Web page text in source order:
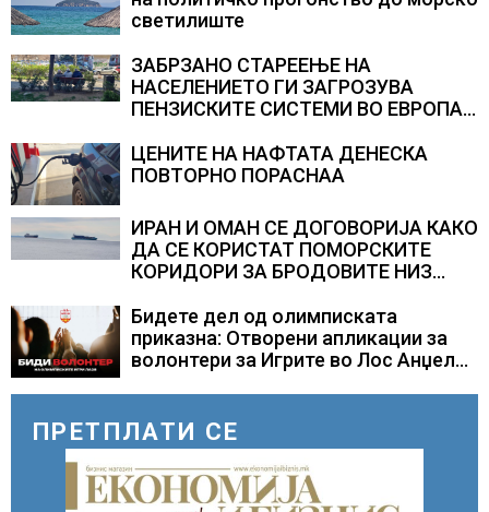
светилиште
ЗАБРЗАНО СТАРЕЕЊЕ НА
НАСЕЛЕНИЕТО ГИ ЗАГРОЗУВА
ПЕНЗИСКИТЕ СИСТЕМИ ВО ЕВРОПА и
ЦЕНИТЕ НА НАФТАТА ДЕНЕСКА
ПОВТОРНО ПОРАСНАА
ИРАН И ОМАН СЕ ДОГОВОРИЈА КАКО
ДА СЕ КОРИСТАТ ПОМОРСКИТЕ
КОРИДОРИ ЗА БРОДОВИТЕ НИЗ
Бидете дел од олимписката
приказна: Отворени апликации за
волонтери за Игрите во Лос Анџелес
ПРЕТПЛАТИ СЕ